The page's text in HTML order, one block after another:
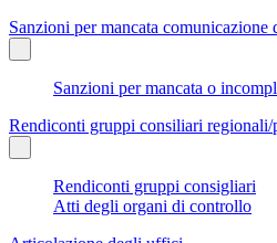
Sanzioni per mancata comunicazione
Sanzioni per mancata o
Rendiconti gruppi consiliari
Rendiconti gruppi consigliari
Atti degli organi di controllo